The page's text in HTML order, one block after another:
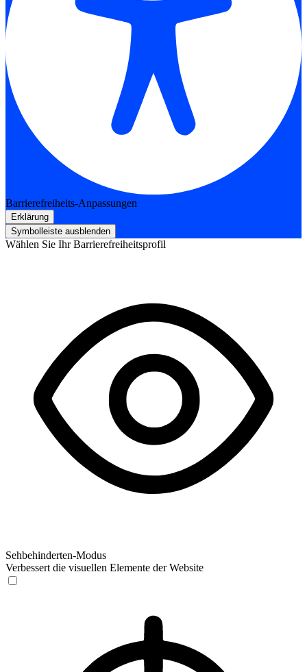
Barrierefreiheits-Anpassungen
Erklärung
Symbolleiste ausblenden
Wählen Sie Ihr Barrierefreiheitsprofil
Sehbehinderten-Modus
Verbessert die visuellen Elemente der Website